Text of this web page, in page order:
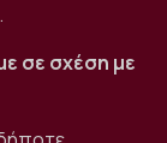
σε σχέση με